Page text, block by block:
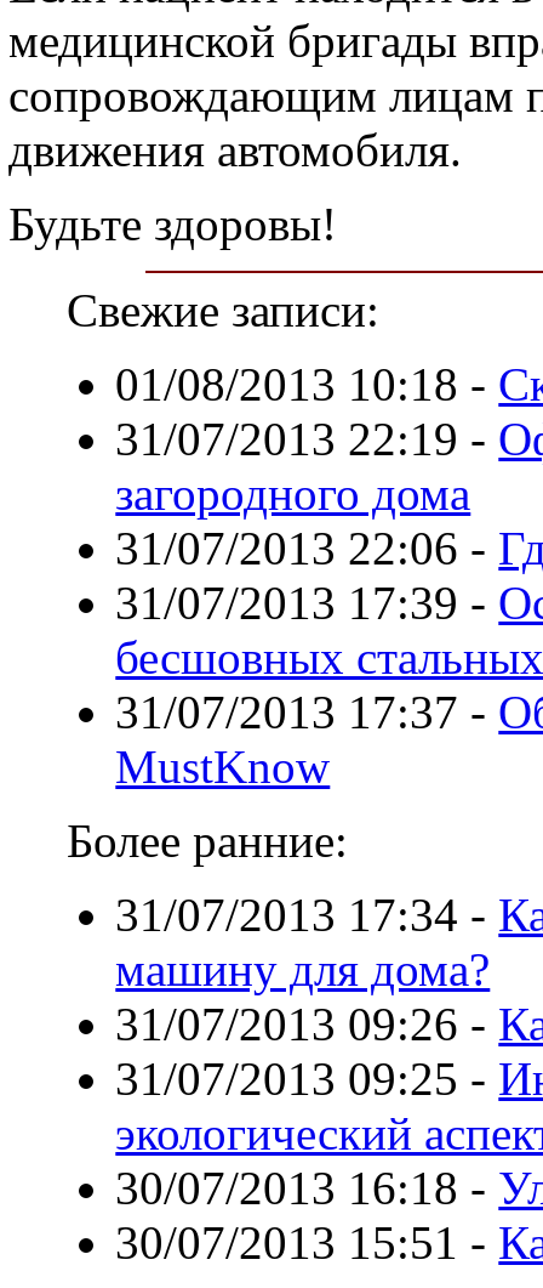
медицинской бригады
сопровождающим лицам
движения автомобиля.
Будьте здоровы!
Свежие записи:
01/08/2013 10:18 -
31/07/2013 22:19 -
загородного дома
31/07/2013 22:06 -
31/07/2013 17:39 -
бесшовных
31/07/2013 17:37 -
MustKnow
Более ранние:
31/07/2013 17:34 -
машину для дома?
31/07/2013 09:26 -
31/07/2013 09:25 -
экологический
30/07/2013 16:18 -
30/07/2013 15:51 -